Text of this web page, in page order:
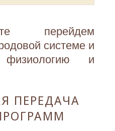
перейдем
системе и
и
ПЕРЕДАЧА